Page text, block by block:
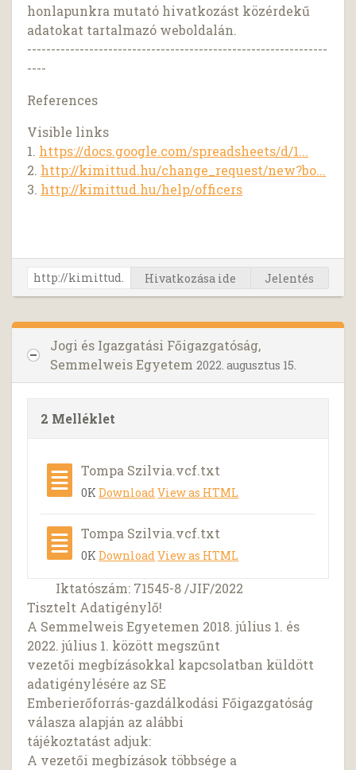
honlapunkra mutató hivatkozást közérdekű
adatokat tartalmazó weboldalán.
---------------------------------------------------------------
----
References
Visible links
1. https://docs.google.com/spreadsheets/d/1...
2. http://kimittud.hu/change_request/new?bo...
3. http://kimittud.hu/help/officers
Hivatkozása ide Jelentés
Jogi és Igazgatási Főigazgatóság,
Semmelweis Egyetem 2022. augusztus 15.
2 Melléklet
Tompa Szilvia.vcf.txt
0KDownloadView as HTML
Tompa Szilvia.vcf.txt
0KDownloadView as HTML
Iktatószám: 71545-8 /JIF/2022
Tisztelt Adatigénylő!
A Semmelweis Egyetemen 2018. július 1. és
2022. július 1. között megszűnt
vezetői megbízásokkal kapcsolatban küldött
adatigénylésére az SE
Emberierőforrás-gazdálkodási Főigazgatóság
válasza alapján az alábbi
tájékoztatást adjuk:
A vezetői megbízások többsége a